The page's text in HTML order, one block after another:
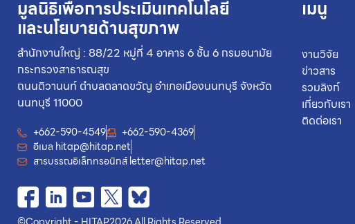
มูลนิธิเพื่อการประเมินเทคโนโลยี
และนโยบายด้านสุขภาพ
สำนักงานใหญ่ : 88/22 หมู่ที่ 4 อาคาร 6 ชั้น 6 กรมอนามัย
กระทรวงสาธารณสุข
ถนนติวานนท์ ตำบลตลาดขวัญ อำเภอเมืองนนทบุรี จังหวัด
นนทบุรี 11000
+662-590-4549
+662-590-4369
อีเมล hitap@hitap.net
สารบรรณอิเล็กทรอนิกส์letter@hitap.net
เมนู
งานวิจัย
ข่าวสาร
รวมลิงก์
เกี่ยวกับเรา
ติดต่อเรา